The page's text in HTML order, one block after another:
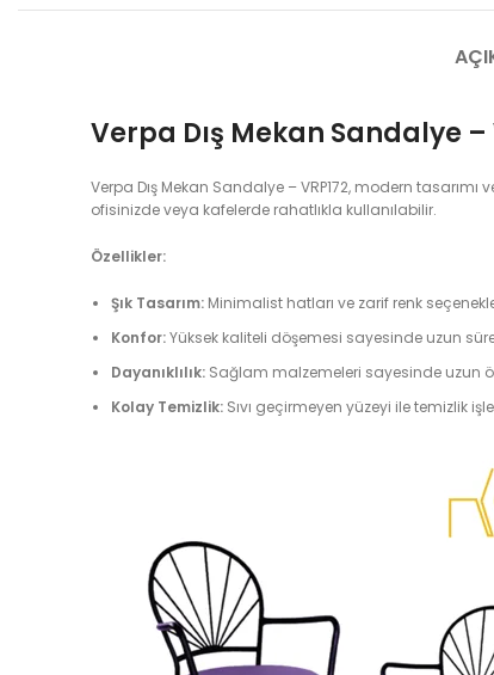
Verpa Dış Mekan Sandalye –
Verpa Dış Mekan Sandalye – VRP172, modern
ofisinizde veya kafelerde rahatlıkla kullanılabilir.
Özellikler:
Şık Tasarım: Minimalist hatları ve zarif renk
Konfor:Yüksek kaliteli döşemesi sayesinde uzun
Dayanıklılık: Sağlam malzemeleri sayesinde uzun
Kolay Temizlik: Sıvı geçirmeyen yüzeyi ile temizlik